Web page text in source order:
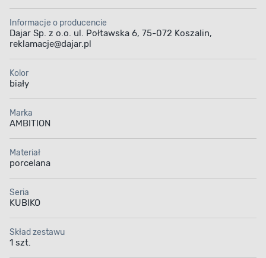
Informacje o producencie
Dajar Sp. z o.o. ul. Połtawska 6, 75-072 Koszalin,
reklamacje@dajar.pl
Kolor
biały
Marka
AMBITION
Materiał
porcelana
Seria
KUBIKO
Skład zestawu
1 szt.